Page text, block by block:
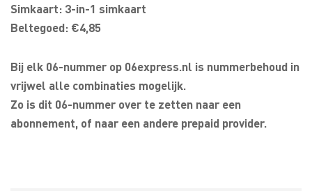
Simkaart: 3-in-1 simkaart
Beltegoed: €4,85
Bij elk 06-nummer op 06express.nl is nummerbehoud in
vrijwel alle combinaties mogelijk.
Zo is dit 06-nummer over te zetten naar een
abonnement, of naar een andere prepaid provider.